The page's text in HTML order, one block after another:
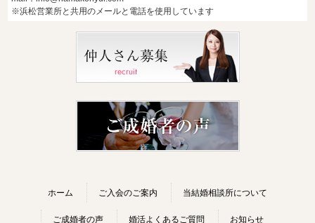
※浜松営業所と共用のメールと電話を使用しています
ホーム ご入会のご案内 当結婚相談所について
ご成婚者の声 婚活よくあるご質問 お知らせ